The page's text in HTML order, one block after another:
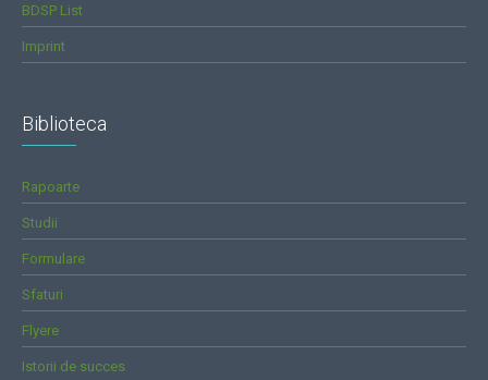
BDSP List
Imprint
Biblioteca
Rapoarte
Studii
Formulare
Sfaturi
Flyere
Istorii de succes